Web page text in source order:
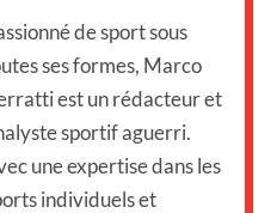
de sport sous
ses formes, Marco
est un rédacteur et
sportif aguerri.
une expertise dans les
individuels et